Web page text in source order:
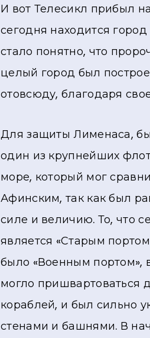
И вот Телесикл прибыл
сегодня находится город
стало понятно, что
целый город был
отовсюду, благодаря
Для защиты Лименаса,
один из крупнейших
море, который мог
Афинским, так как был
силе и величию. То, что
является «Старым
было «Военным портом»,
могло пришвартоваться
кораблей, и был сильно
стенами и башнями. В